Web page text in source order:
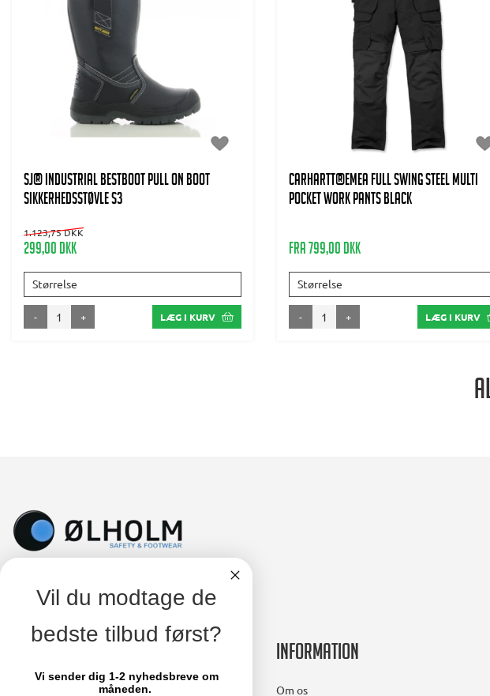
SJ® INDUSTRIAL BESTBOOT PULL ON BOOT
Sikkerhedsstøvle S3
1.123,75 DKK
299,00 DKK
Størrelse
- + LÆG I KURV
CARHARTT®EMEA FULL SWING STEEL MULTI
POCKET WORK PANTS BLACK
Fra 799,00 DKK
Størrelse
- + LÆG I KURV
Information
Om os
Vil du modtage de
bedste tilbud først?
Vi sender dig 1-2 nyhedsbreve om
måneden.